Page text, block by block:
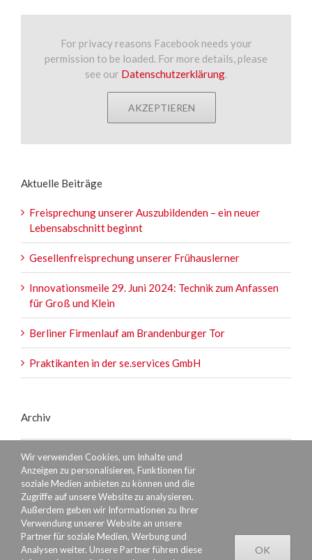
For privacy reasons Facebook needs your
permission to be loaded. For more details, please
see our Datenschutzerklärung.
AKZEPTIEREN
Aktuelle Beiträge
Freisprechung unserer Auszubildenden – ein neuer
Lebensabschnitt beginnt
Gesellenfreisprechung unserer Frühauslerner
Innovationsmeile 29. Juni 2024: Technik zum Anfassen
für Groß und Klein
Berliner Firmenlauf am Brandenburger Tor
Praktikanten in der se.services GmbH
Archiv
Wir verwenden Cookies, um Inhalte und
Anzeigen zu personalisieren, Funktionen für
soziale Medien anbieten zu können und die
Zugriffe auf unsere Website zu analysieren.
Außerdem geben wir Informationen zu Ihrer
Verwendung unserer Website an unsere
Partner für soziale Medien, Werbung und
Analysen weiter. Unsere Partner führen diese
OK